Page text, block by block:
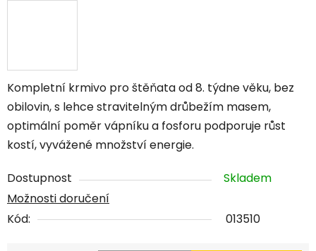
Kompletní krmivo pro štěňata od 8. týdne věku, bez
obilovin, s lehce stravitelným drůbežím masem,
optimální poměr vápníku a fosforu podporuje růst
kostí, vyvážené množství energie.
Dostupnost
Skladem
Možnosti doručení
Kód:
013510